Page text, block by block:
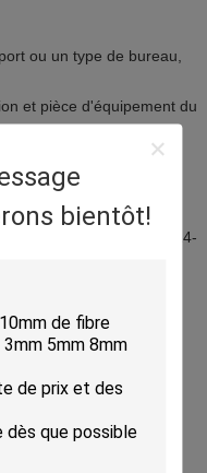
bientôt!
ou un type de bureau,
et pièce d'équipement du
à la norme YD/T814-
à froid, et de
plastic.strong
câbles
résistance d'huile NBR